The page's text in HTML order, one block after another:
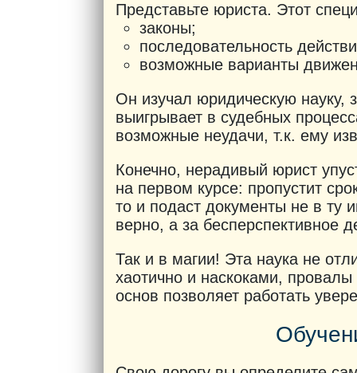
Представьте юриста. Этот
законы;
последовательность
возможные варианты
Он изучал юридическую науку,
выигрывает в судебных
возможные неудачи, т.к. ему
Конечно, нерадивый юрист
на первом курсе: пропустит
то и подаст документы не в ту
верно, а за бесперспективное
Так и в магии! Эта наука не
хаотично и наскоками,
основ позволяет работать